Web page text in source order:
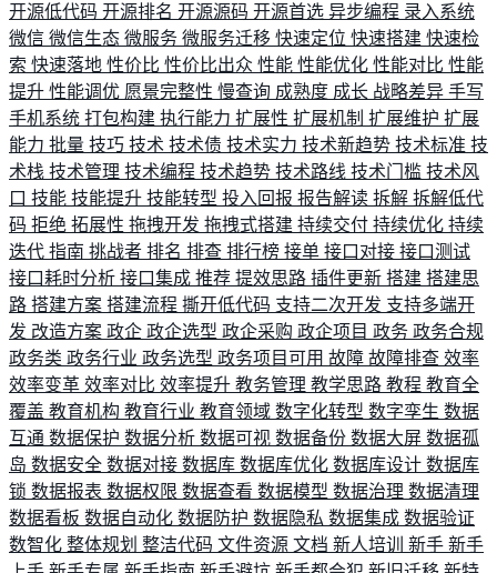
开源低代码 开源排名 开源源码 开源首选 异步编程 录入系统
微信 微信生态 微服务 微服务迁移 快速定位 快速搭建 快速检
索 快速落地 性价比 性价比出众 性能 性能优化 性能对比 性能
提升 性能调优 愿景完整性 慢查询 成熟度 成长 战略差异 手写
手机系统 打包构建 执行能力 扩展性 扩展机制 扩展维护 扩展
能力 批量 技巧 技术 技术债 技术实力 技术新趋势 技术标准 技
术栈 技术管理 技术编程 技术趋势 技术路线 技术门槛 技术风
口 技能 技能提升 技能转型 投入回报 报告解读 拆解 拆解低代
码 拒绝 拓展性 拖拽开发 拖拽式搭建 持续交付 持续优化 持续
迭代 指南 挑战者 排名 排查 排行榜 接单 接口对接 接口测试
接口耗时分析 接口集成 推荐 提效思路 插件更新 搭建 搭建思
路 搭建方案 搭建流程 撕开低代码 支持二次开发 支持多端开
发 改造方案 政企 政企选型 政企采购 政企项目 政务 政务合规
政务类 政务行业 政务选型 政务项目可用 故障 故障排查 效率
效率变革 效率对比 效率提升 教务管理 教学思路 教程 教育全
覆盖 教育机构 教育行业 教育领域 数字化转型 数字孪生 数据
互通 数据保护 数据分析 数据可视 数据备份 数据大屏 数据孤
岛 数据安全 数据对接 数据库 数据库优化 数据库设计 数据库
锁 数据报表 数据权限 数据查看 数据模型 数据治理 数据清理
数据看板 数据自动化 数据防护 数据隐私 数据集成 数据验证
数智化 整体规划 整洁代码 文件资源 文档 新人培训 新手 新手